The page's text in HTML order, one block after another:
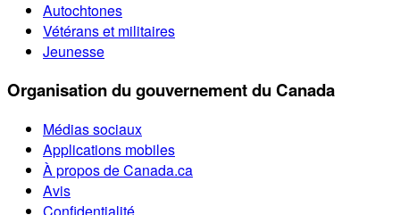
Autochtones
Vétérans et militaires
Jeunesse
Organisation du gouvernement du Canada
Médias sociaux
Applications mobiles
À propos de Canada.ca
Avis